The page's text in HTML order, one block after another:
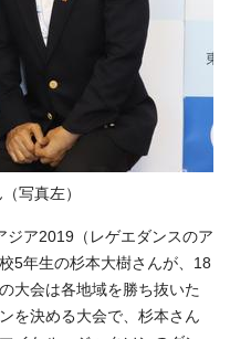
写真左）
ジア2019（レゲエダンスのア
5年生の杉本大樹さんが、18
大会は各地域を勝ち抜いた
を決める大会で、杉本さん